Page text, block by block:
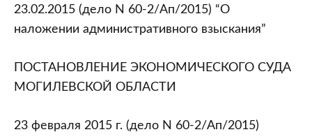
суда
Могилевской
от
23.02.2015
N
23.02.2015 (дело N 60-2/Ап/2015) “О
наложении административного взыскания”
ПОСТАНОВЛЕНИЕ ЭКОНОМИЧЕСКОГО СУДА
МОГИЛЕВСКОЙ ОБЛАСТИ
23 февраля 2015 г. (дело N 60-2/Ап/2015)